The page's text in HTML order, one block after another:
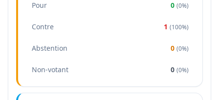
Pour 0 (0%)
Contre 1 (100%)
Abstention 0 (0%)
Non-votant 0 (0%)